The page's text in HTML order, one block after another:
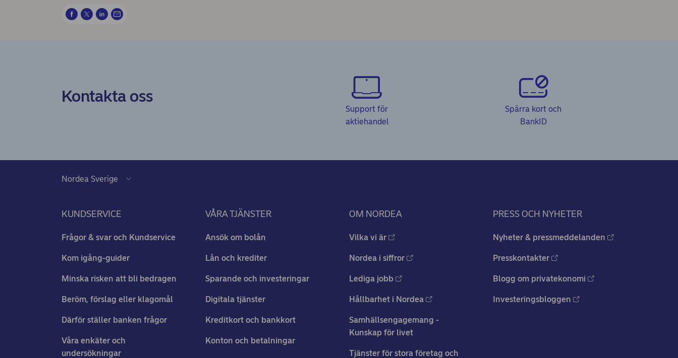
Kontakta oss
Support för
aktiehandel
Spärra kort och
BankID
KUNDSERVICE
Frågor & svar och Kundservice
Kom igång-guider
Minska risken att bli bedragen
Beröm, förslag eller klagomål
Därför ställer banken frågor
Våra enkäter och
undersökningar
VÅRA TJÄNSTER
Ansök om bolån
Lån och krediter
Sparande och investeringar
Digitala tjänster
Kreditkort och bankkort
Konton och betalningar
OM NORDEA
Vilka vi är
Nordea i siffror
Lediga jobb
Hållbarhet i Nordea
Samhällsengagemang -
Kunskap för livet
Tjänster för stora företag och
PRESS OCH NYHETER
Nyheter & pressmeddelanden
Presskontakter
Blogg om privatekonomi
Investeringsbloggen